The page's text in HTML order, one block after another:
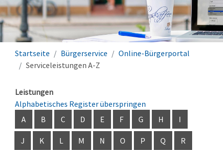
Startseite Bürgerservice
Online-Bürgerportal
Serviceleistungen A-Z
Leistungen
Alphabetisches Register überspringen
A
B C D E F G H I
J K L M N O P Q R